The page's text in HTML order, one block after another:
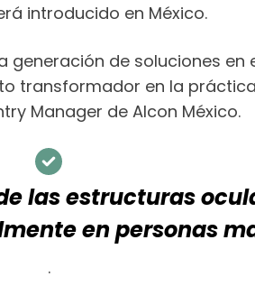
introducido en México.
de soluciones
transformador en la
Manager de Alcon México.
las estructuras
en personas
.